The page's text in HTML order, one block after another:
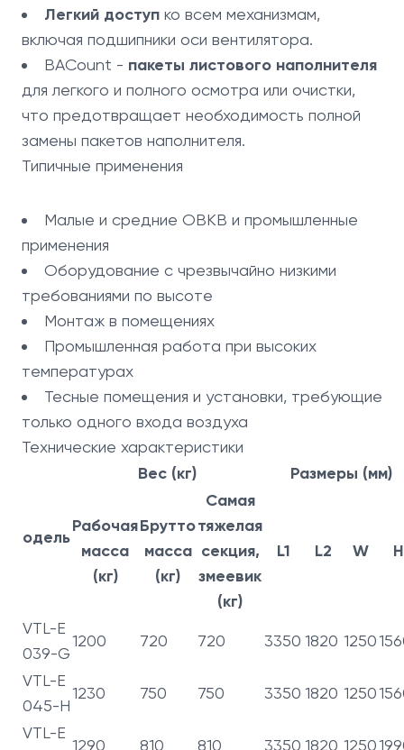
Легкий доступ ко всем механизмам,
включая подшипники оси вентилятора.
BACount - пакеты листового наполнителя
для легкого и полного осмотра или очистки,
что предотвращает необходимость полной
замены пакетов наполнителя.
Типичные применения
Малые и средние ОВКВ и промышленные
применения
Оборудование с чрезвычайно низкими
требованиями по высоте
Монтаж в помещениях
Промышленная работа при высоких
температурах
Тесные помещения и установки, требующие
только одного входа воздуха
Технические характеристики
одель
Вес (кг) Размеры (мм)
Рабочая
масса
(кг)
Брутто
масса
(кг)
Самая
тяжелая
секция,
змеевик
(кг)
L1 L2 W H
VTL-E
039-G
1200 720 720 3350 1820 1250
VTL-E
045-H
1230 750 750 3350 1820 1250
VTL-E
1290 810 810 3350 1820 1250